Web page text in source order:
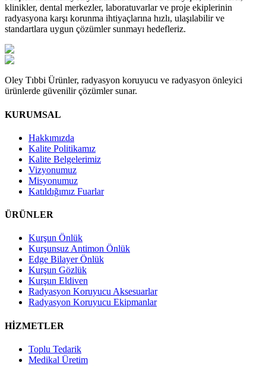
klinikler, dental merkezler, laboratuvarlar ve proje ekiplerinin
radyasyona karşı korunma ihtiyaçlarına hızlı, ulaşılabilir ve
standartlara uygun çözümler sunmayı hedefleriz.
Oley Tıbbi Ürünler, radyasyon koruyucu ve radyasyon önleyici
ürünlerde güvenilir çözümler sunar.
KURUMSAL
Hakkımızda
Kalite Politikamız
Kalite Belgelerimiz
Vizyonumuz
Misyonumuz
Katıldığımız Fuarlar
ÜRÜNLER
Kurşun Önlük
Kurşunsuz Antimon Önlük
Edge Bilayer Önlük
Kurşun Gözlük
Kurşun Eldiven
Radyasyon Koruyucu Aksesuarlar
Radyasyon Koruyucu Ekipmanlar
HİZMETLER
Toplu Tedarik
Medikal Üretim